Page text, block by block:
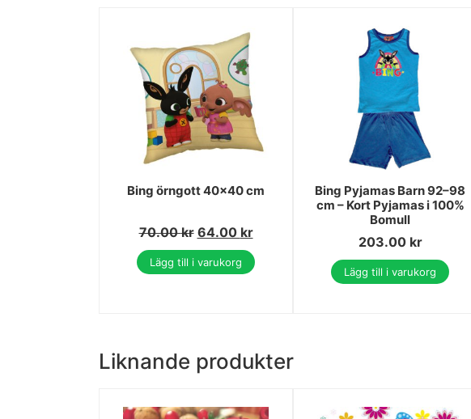
Bing örngott 40x40 cm
70.00kr 64.00 kr
Lägg till i varukorg
Bing Pyjamas Barn 92–98
cm – Kort Pyjamas i 100%
Bomull
203.00 kr
Lägg till i varukorg
Liknande produkter